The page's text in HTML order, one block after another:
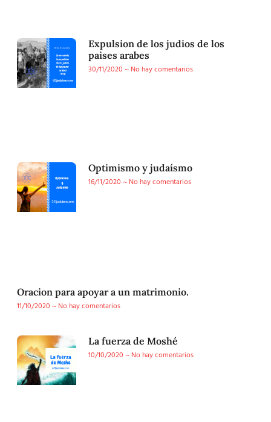
Expulsion de los judios de los
paises arabes
30/11/2020
No hay comentarios
Optimismo y judaísmo
16/11/2020
No hay comentarios
Oracion para apoyar a un matrimonio.
11/10/2020
No hay comentarios
La fuerza de Moshé
10/10/2020
No hay comentarios